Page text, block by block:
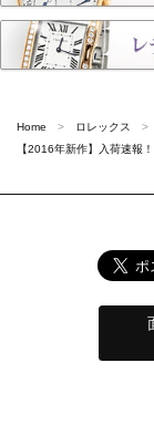
Home
ロレックス
【2016年新作】入荷速報